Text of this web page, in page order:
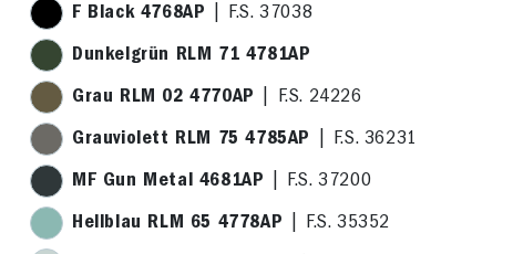
F Black 4768AP | F.S. 37038
Dunkelgrün RLM 71 4781AP
Grau RLM 02 4770AP | F.S. 24226
Grauviolett RLM 75 4785AP | F.S. 36231
MF Gun Metal 4681AP | F.S. 37200
Hellblau RLM 65 4778AP | F.S. 35352